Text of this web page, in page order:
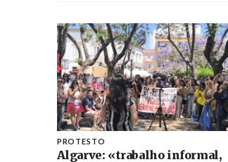
PROTESTO
Algarve: «trabalho informal,